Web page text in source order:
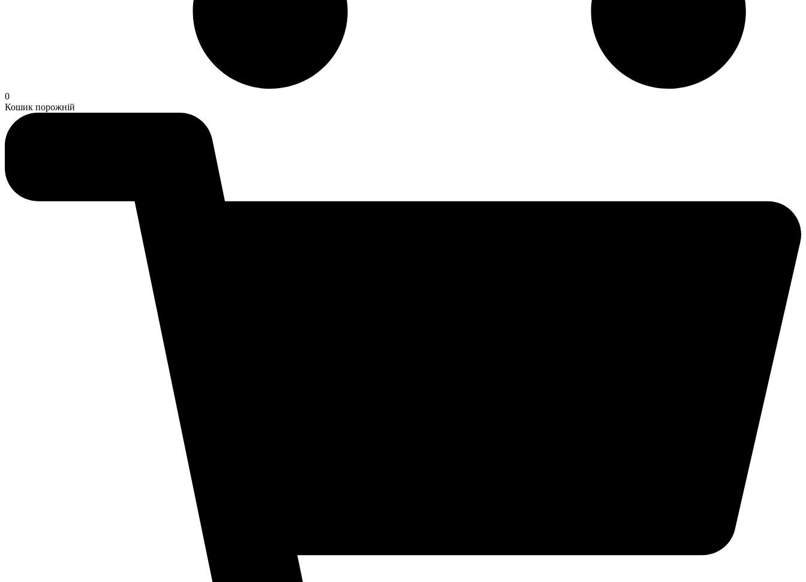
0
Кошик порожній